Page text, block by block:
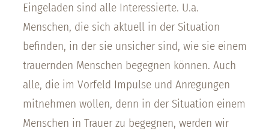
Eingeladen sind alle Interessierte. U.a.
Menschen, die sich aktuell in der Situation
befinden, in der sie unsicher sind, wie sie einem
trauernden Menschen begegnen können. Auch
alle, die im Vorfeld Impulse und Anregungen
mitnehmen wollen, denn in der Situation einem
Menschen in Trauer zu begegnen, werden wir